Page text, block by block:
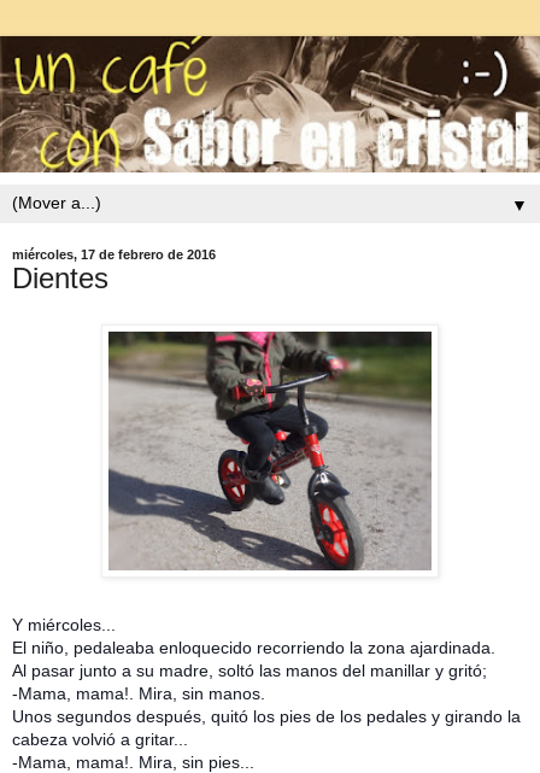
▼
miércoles, 17 de febrero de 2016
Dientes
Y miércoles...
El niño, pedaleaba enloquecido recorriendo la zona ajardinada.
Al pasar junto a su madre, soltó las manos del manillar y gritó;
-Mama, mama!. Mira, sin manos.
Unos segundos después, quitó los pies de los pedales y girando la
cabeza volvió a gritar...
-Mama, mama!. Mira, sin pies...